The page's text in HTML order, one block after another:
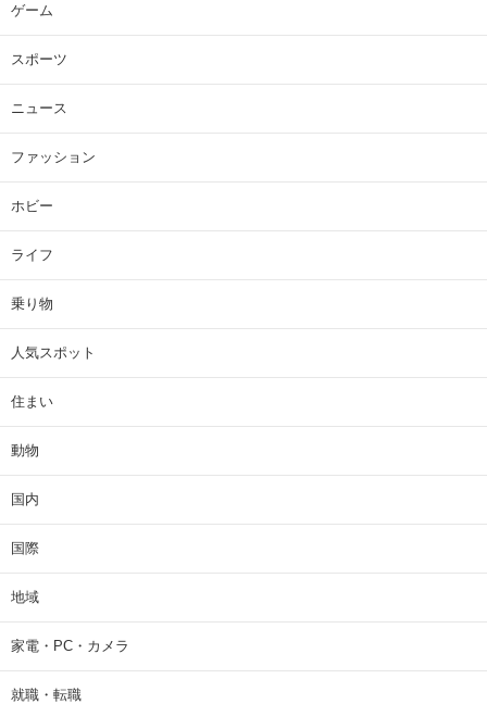
ゲーム
スポーツ
ニュース
ファッション
ホビー
ライフ
乗り物
人気スポット
住まい
動物
国内
国際
地域
家電・PC・カメラ
就職・転職